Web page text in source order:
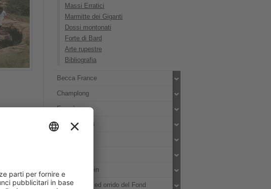
Massi Erratici
Marmitte dei Giganti
Dossi montonati
Forte di Bard
Arte rupestre
Bibliografia
Becca France
Champlong
Emarèse
Saint-Nicolas
Comba d'Orein
Rock glacier ed orrido del Fond